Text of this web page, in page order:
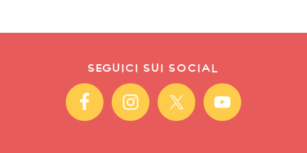
SEGUICI SUI SOCIAL